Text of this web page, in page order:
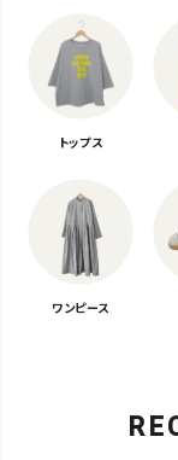
トップス
ワンピース